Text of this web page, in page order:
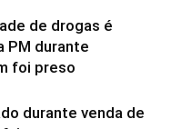
de drogas é
PM durante
foi preso
durante venda de